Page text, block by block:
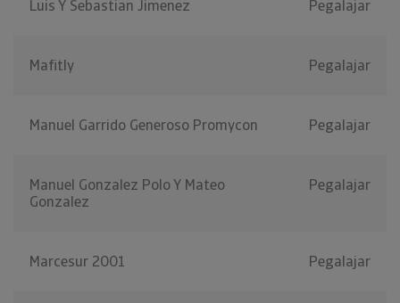
Luis Y Sebastian Jimenez Pegalajar
Mafitly Pegalajar
Manuel Garrido Generoso Promycon Pegalajar
Manuel Gonzalez Polo Y Mateo
Gonzalez
Pegalajar
Marcesur 2001 Pegalajar